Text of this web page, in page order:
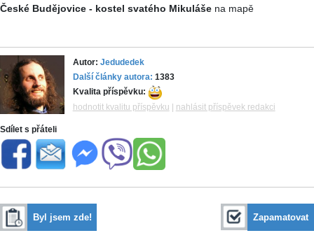
České Budějovice - kostel svatého Mikuláše na mapě
Autor: Jedudedek
Další články autora: 1383
Kvalita příspěvku:
hodnotit kvalitu příspěvku
nahlásit příspěvek redakci
Sdílet s přáteli
Byl jsem zde! Zapamatovat